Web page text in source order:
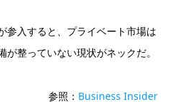
参入すると、プライベート市場は
整っていない現状がネックだ。
参照： Business Insider